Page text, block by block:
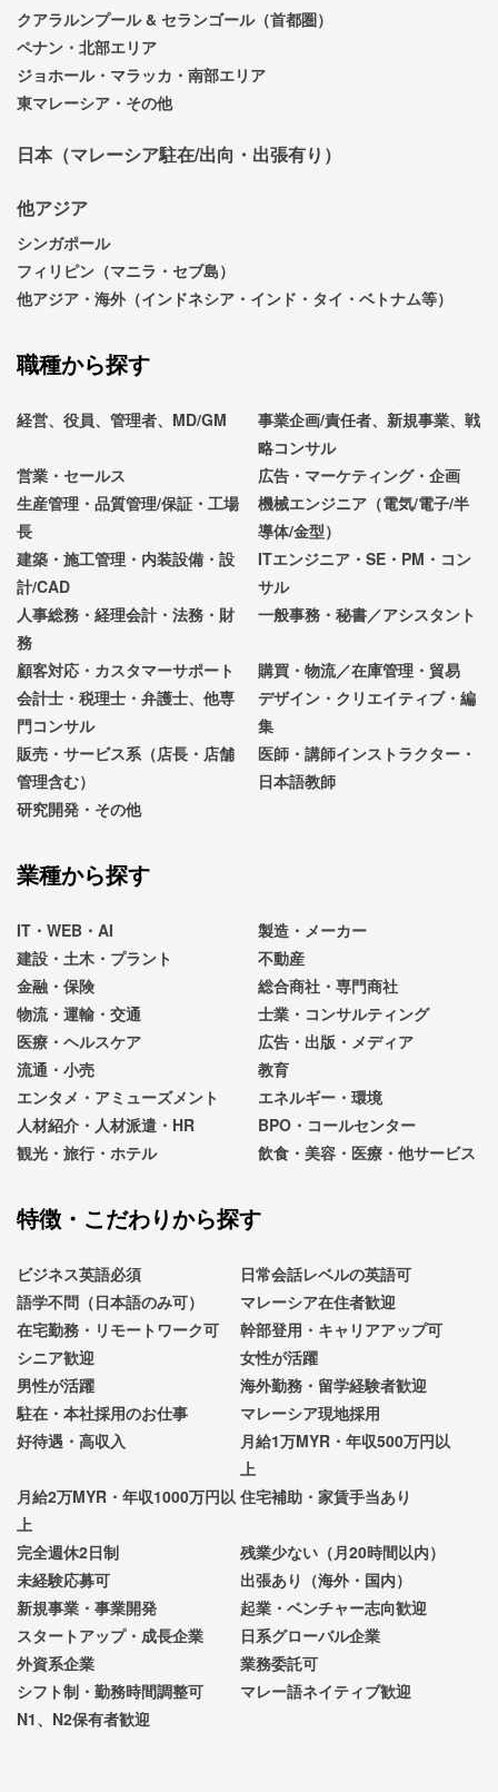
クアラルンプール & セランゴール（首都圏）
ペナン・北部エリア
ジョホール・マラッカ・南部エリア
東マレーシア・その他
日本（マレーシア駐在/出向・出張有り）
他アジア
シンガポール
フィリピン（マニラ・セブ島）
他アジア・海外（インドネシア・インド・タイ・ベトナム等）
職種から探す
経営、役員、管理者、MD/GM
事業企画/責任者、新規事業、戦
略コンサル
営業・セールス
広告・マーケティング・企画
生産管理・品質管理/保証・工場
長
機械エンジニア（電気/電子/半
導体/金型）
建築・施工管理・内装設備・設
計/CAD
ITエンジニア・SE・PM・コン
サル
人事総務・経理会計・法務・財
務
一般事務・秘書／アシスタント
顧客対応・カスタマーサポート
購買・物流／在庫管理・貿易
会計士・税理士・弁護士、他専
門コンサル
デザイン・クリエイティブ・編
集
販売・サービス系（店長・店舗
管理含む）
医師・講師インストラクター・
日本語教師
研究開発・その他
業種から探す
IT・WEB・AI
製造・メーカー
建設・土木・プラント
不動産
金融・保険
総合商社・専門商社
物流・運輸・交通
士業・コンサルティング
医療・ヘルスケア
広告・出版・メディア
流通・小売
教育
エンタメ・アミューズメント
エネルギー・環境
人材紹介・人材派遣・HR
BPO・コールセンター
観光・旅行・ホテル
飲食・美容・医療・他サービス
特徴・こだわりから探す
ビジネス英語必須
日常会話レベルの英語可
語学不問（日本語のみ可）
マレーシア在住者歓迎
在宅勤務・リモートワーク可
幹部登用・キャリアアップ可
シニア歓迎
女性が活躍
男性が活躍
海外勤務・留学経験者歓迎
駐在・本社採用のお仕事
マレーシア現地採用
好待遇・高収入
月給1万MYR・年収500万円以
上
月給2万MYR・年収1000万円以
上
住宅補助・家賃手当あり
完全週休2日制
残業少ない（月20時間以内）
未経験応募可
出張あり（海外・国内）
新規事業・事業開発
起業・ベンチャー志向歓迎
スタートアップ・成長企業
日系グローバル企業
外資系企業
業務委託可
シフト制・勤務時間調整可
マレー語ネイティブ歓迎
N1、N2保有者歓迎